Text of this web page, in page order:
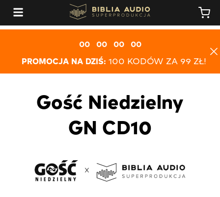
00 00 00
00
PROMOCJA NA DZIŚ: 100 KODÓW ZA 99 ZŁ!
Gość Niedzielny
GN CD10